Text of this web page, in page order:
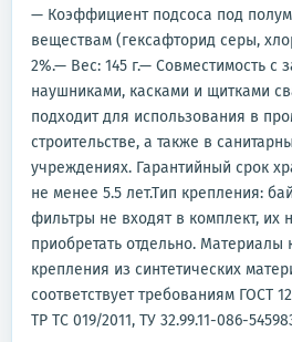
— Коэффициент подсоса под
веществам (гексафторид серы,
2%.— Вес: 145 г.— Совместимость с
наушниками, касками и щитками
подходит для использования в
строительстве, а также в
учреждениях. Гарантийный срок
не менее 5.5 лет.Тип крепления:
фильтры не входят в комплект, их
приобретать отдельно. Материалы
крепления из синтетических
соответствует требованиям ГОСТ
ТР ТС 019/2011, ТУ 32.99.11-086-